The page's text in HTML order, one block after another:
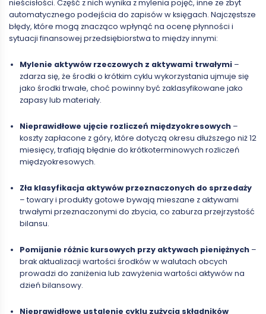
nieścisłości. Część z nich wynika z mylenia pojęć, inne ze zbyt
automatycznego podejścia do zapisów w księgach. Najczęstsze
błędy, które mogą znacząco wpłynąć na ocenę płynności i
sytuacji finansowej przedsiębiorstwa to między innymi:
Mylenie aktywów rzeczowych z aktywami trwałymi –
zdarza się, że środki o krótkim cyklu wykorzystania ujmuje się
jako środki trwałe, choć powinny być zaklasyfikowane jako
zapasy lub materiały.
Nieprawidłowe ujęcie rozliczeń międzyokresowych –
koszty zapłacone z góry, które dotyczą okresu dłuższego niż 12
miesięcy, trafiają błędnie do krótkoterminowych rozliczeń
międzyokresowych.
Zła klasyfikacja aktywów przeznaczonych do sprzedaży
– towary i produkty gotowe bywają mieszane z aktywami
trwałymi przeznaczonymi do zbycia, co zaburza przejrzystość
bilansu.
Pomijanie różnic kursowych przy aktywach pieniężnych –
brak aktualizacji wartości środków w walutach obcych
prowadzi do zaniżenia lub zawyżenia wartości aktywów na
dzień bilansowy.
Nieprawidłowe ustalenie cyklu zużycia składników